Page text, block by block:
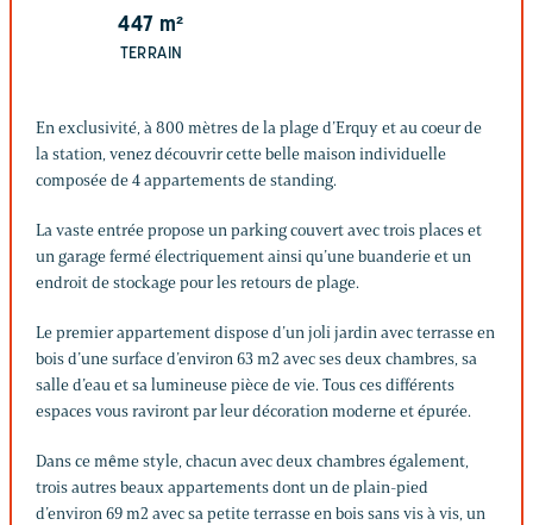
447 m²
TERRAIN
En exclusivité, à 800 mètres de la plage d’Erquy et au coeur de
la station, venez découvrir cette belle maison individuelle
composée de 4 appartements de standing.
La vaste entrée propose un parking couvert avec trois places et
un garage fermé électriquement ainsi qu’une buanderie et un
endroit de stockage pour les retours de plage.
Le premier appartement dispose d’un joli jardin avec terrasse en
bois d’une surface d’environ 63 m2 avec ses deux chambres, sa
salle d’eau et sa lumineuse pièce de vie. Tous ces différents
espaces vous raviront par leur décoration moderne et épurée.
Dans ce même style, chacun avec deux chambres également,
trois autres beaux appartements dont un de plain-pied
d’environ 69 m2 avec sa petite terrasse en bois sans vis à vis, un